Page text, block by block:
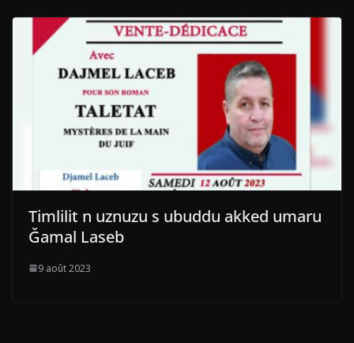
Timlilit n uznuzu s ubuddu akked umaru
Ǧamal Laseb
9 août 2023